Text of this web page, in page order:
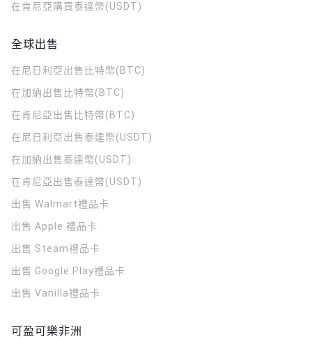
在肯尼亞購買泰達幣(USDT)
全球出售
在尼日利亞出售比特幣(BTC)
在加納出售比特幣(BTC)
在肯尼亞出售比特幣(BTC)
在尼日利亞出售泰達幣(USDT)
在加納出售泰達幣(USDT)
在肯尼亞出售泰達幣(USDT)
出售 Walmart禮品卡
出售 Apple 禮品卡
出售 Steam禮品卡
出售 Google Play禮品卡
出售 Vanilla禮品卡
可盈可樂非洲